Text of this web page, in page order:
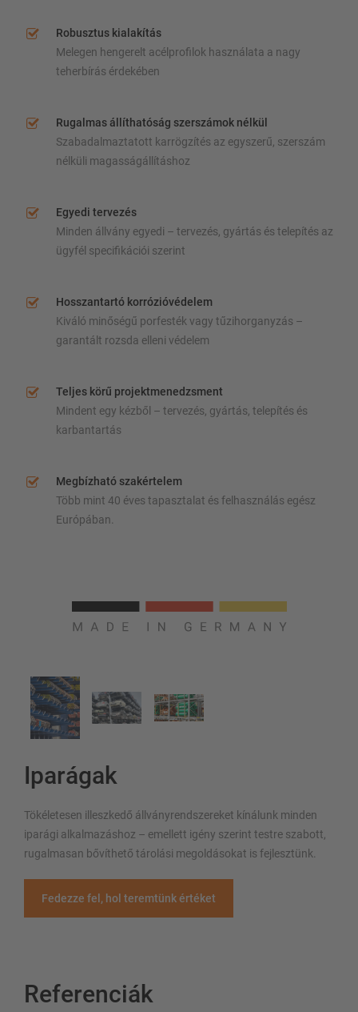
Robusztus kialakítás
Melegen hengerelt acélprofilok használata a nagy
teherbírás érdekében
Rugalmas állíthatóság szerszámok nélkül
Szabadalmaztatott karrögzítés az egyszerű, szerszám
nélküli magasságállításhoz
Egyedi tervezés
Minden állvány egyedi – tervezés, gyártás és telepítés az
ügyfél specifikációi szerint
Hosszantartó korrózióvédelem
Kiváló minőségű porfesték vagy tűzihorganyzás –
garantált rozsda elleni védelem
Teljes körű projektmenedzsment
Mindent egy kézből – tervezés, gyártás, telepítés és
karbantartás
Megbízható szakértelem
Több mint 40 éves tapasztalat és felhasználás egész
Európában.
Iparágak
Tökéletesen illeszkedő állványrendszereket kínálunk minden
iparági alkalmazáshoz – emellett igény szerint testre szabott,
rugalmasan bővíthető tárolási megoldásokat is fejlesztünk.
Fedezze fel, hol teremtünk értéket
Referenciák